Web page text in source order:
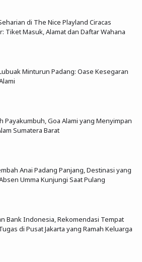
di The Nice Playland Ciracas
Tiket Masuk, Alamat dan Daftar Wahana
Minturun Padang: Oase Kesegaran
Payakumbuh, Goa Alami yang Menyimpan
Sumatera Barat
Anai Padang Panjang, Destinasi yang
Umma Kunjungi Saat Pulang
Bank Indonesia, Rekomendasi Tempat
di Pusat Jakarta yang Ramah Keluarga